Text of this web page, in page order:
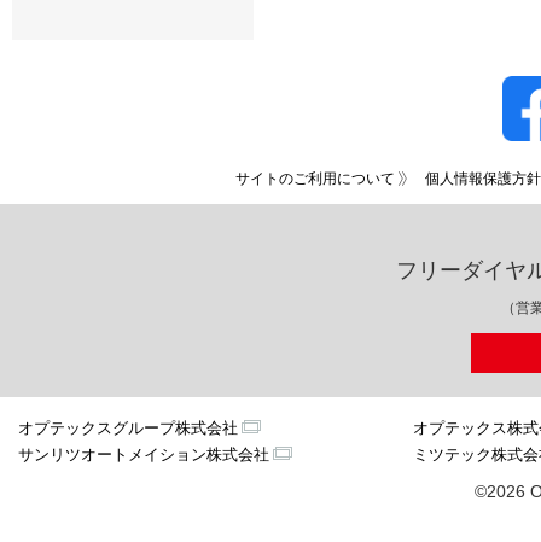
サイトのご利用について 個人情報保護方針
フリーダイヤ
（営
オプテックスグループ株式会社
オプテックス株
サンリツオートメイション株式会社
ミツテック株式
©2026